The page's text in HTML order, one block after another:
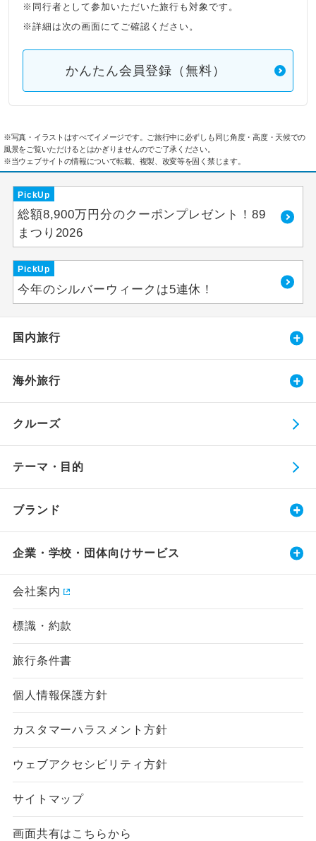
※同行者として参加いただいた旅行も対象です。
※詳細は次の画面にてご確認ください。
かんたん会員登録（無料）
※写真・イラストはすべてイメージです。ご旅行中に必ずしも同じ角度・高度・天候での
風景をご覧いただけるとはかぎりませんのでご了承ください。
※当ウェブサイトの情報について転載、複製、改変等を固く禁じます。
PickUp
総額8,900万円分のクーポンプレゼント！89
まつり2026
PickUp
今年のシルバーウィークは5連休！
国内旅行
海外旅行
クルーズ
テーマ・目的
ブランド
企業・学校・団体向けサービス
会社案内
標識・約款
旅行条件書
個人情報保護方針
カスタマーハラスメント方針
ウェブアクセシビリティ方針
サイトマップ
画面共有はこちらから